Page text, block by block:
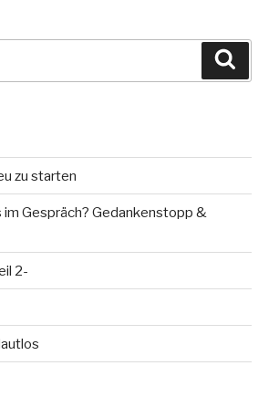
zu starten
Gespräch? Gedankenstopp &
2-